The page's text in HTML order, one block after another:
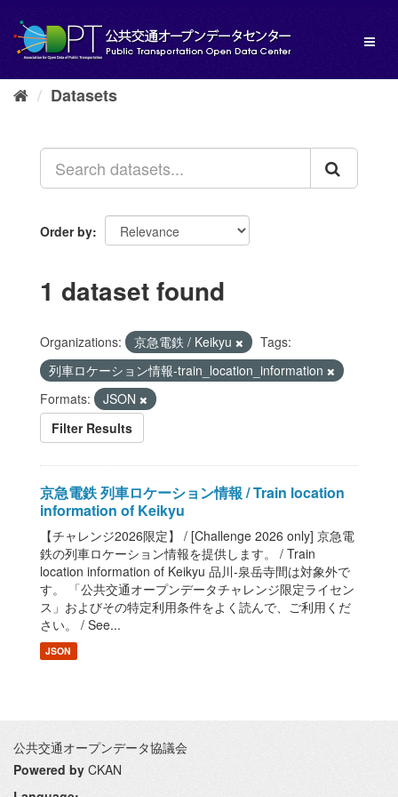
content
Datasets
Order by
1 dataset found
Organizations: 京急電鉄 / Keikyu
Tags:
列車ロケーション情報-train_location_information
Formats:
JSON
Filter Results
京急電鉄 列車ロケーション情報 / Train location
information of Keikyu
【チャレンジ2026限定】 / [Challenge 2026 only] 京急電
鉄の列車ロケーション情報を提供します。 / Train
location information of Keikyu 品川-泉岳寺間は対象外で
す。 「公共交通オープンデータチャレンジ限定ライセン
ス」およびその特定利用条件をよく読んで、ご利用くだ
さい。 / See...
JSON
公共交通オープンデータ協議会
Powered by CKAN